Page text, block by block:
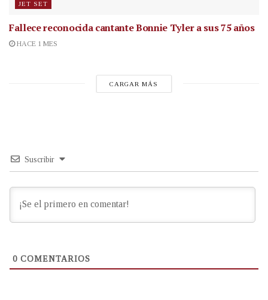
JET SET
Fallece reconocida cantanteBonnie Tyler a sus 75 años
HACE 1 MES
CARGAR MÁS
Suscribir
0 COMENTARIOS